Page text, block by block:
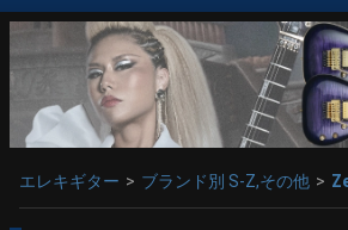
エレキギター ブランド別 S-Z,その他